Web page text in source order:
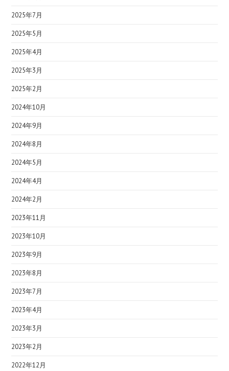
2025年7月
2025年5月
2025年4月
2025年3月
2025年2月
2024年10月
2024年9月
2024年8月
2024年5月
2024年4月
2024年2月
2023年11月
2023年10月
2023年9月
2023年8月
2023年7月
2023年4月
2023年3月
2023年2月
2022年12月